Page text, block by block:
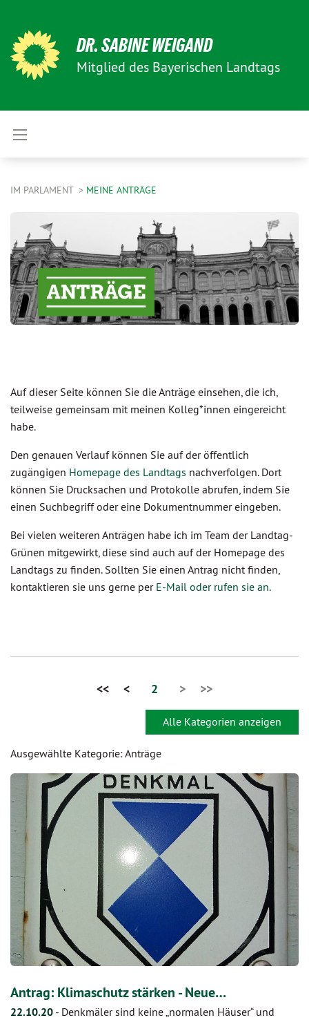
DR. SABINE WEIGAND
Mitglied des Bayerischen Landtags
IM PARLAMENT MEINE ANTRÄGE
Auf dieser Seite können Sie die Anträge einsehen, die ich,
teilweise gemeinsam mit meinen Kolleg*innen eingereicht
habe.
Den genauen Verlauf können Sie auf der öffentlich
zugängigen Homepage des Landtags nachverfolgen. Dort
können Sie Drucksachen und Protokolle abrufen, indem Sie
einen Suchbegriff oder eine Dokumentnummer eingeben.
Bei vielen weiteren Anträgen habe ich im Team der Landtag-
Grünen mitgewirkt, diese sind auch auf der Homepage des
Landtags zu finden. Sollten Sie einen Antrag nicht finden,
kontaktieren sie uns gerne per E-Mail oder rufen sie an.
<< < 2 > >>
Alle Kategorien anzeigen
Ausgewählte Kategorie: Anträge
Antrag: Klimaschutz stärken - Neue…
22.10.20 - Denkmäler sind keine „normalen Häuser“ und